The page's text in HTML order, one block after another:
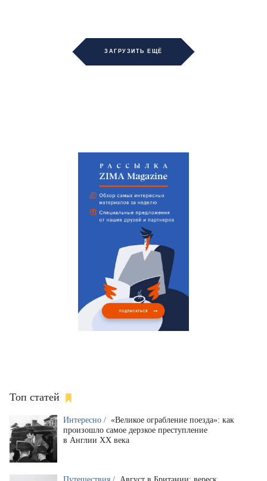
ЗАГРУЗИТЬ ЕЩЁ
Топ статей
Интересно / «Великое ограбление поезда»: как
произошло самое дерзкое преступление
в Англии XX века